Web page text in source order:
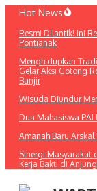
Lewati
konten
Hot News
Resmi Dilantik! Ini
Pontianak
Menghidupkan
Gelar Aksi Gotong
Banjir
Wisuda Diundur
Dua Mahasiswa PAI
Amanah Baru
Sinergi Masyarakat
Kerja Bakti di